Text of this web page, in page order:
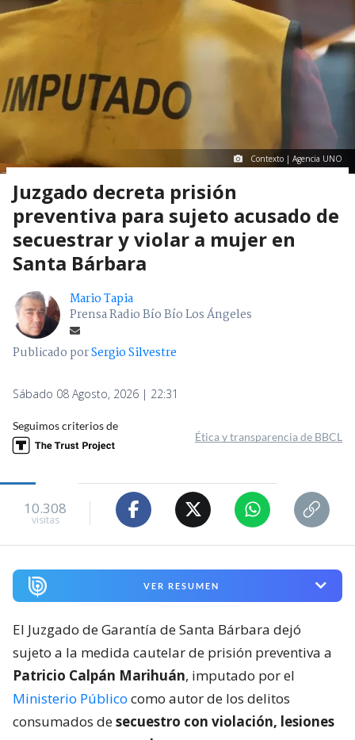
Contexto | Agencia UNO
Juzgado decreta prisión
preventiva para sujeto acusado de
secuestrar y violar a mujer en
Santa Bárbara
Mario Tapia
Prensa Radio Bío Bío Los Ángeles
Publicado porSergio Silvestre
Sábado 08 Agosto, 2026 | 22:31
Seguimos criterios de
Ética y transparencia de BBCL
10.308
visitas
VER RESUMEN
El Juzgado de Garantía de Santa Bárbara dejó
sujeto a la medida cautelar de prisión preventiva a
Patricio Calpán Marihuán, imputado por el
Ministerio Público como autor de los delitos
consumados desecuestro con violación, lesiones